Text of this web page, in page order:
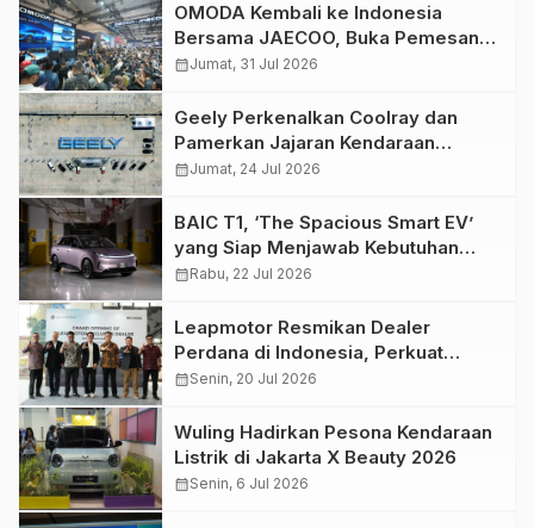
OMODA Kembali ke Indonesia
Bersama JAECOO, Buka Pemesanan
OMODA O4 EV di GIIAS 2026
calendar_monthJumat, 31 Jul 2026
Geely Perkenalkan Coolray dan
Pamerkan Jajaran Kendaraan
Elektrifikasi
calendar_monthJumat, 24 Jul 2026
BAIC T1, ‘The Spacious Smart EV’
yang Siap Menjawab Kebutuhan
Mobilitas Modern
calendar_monthRabu, 22 Jul 2026
Leapmotor Resmikan Dealer
Perdana di Indonesia, Perkuat
Jaringan Kendaraan Listrik
calendar_monthSenin, 20 Jul 2026
Wuling Hadirkan Pesona Kendaraan
Listrik di Jakarta X Beauty 2026
calendar_monthSenin, 6 Jul 2026